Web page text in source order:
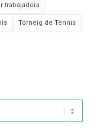
trabajadora
Torneig de Tennis